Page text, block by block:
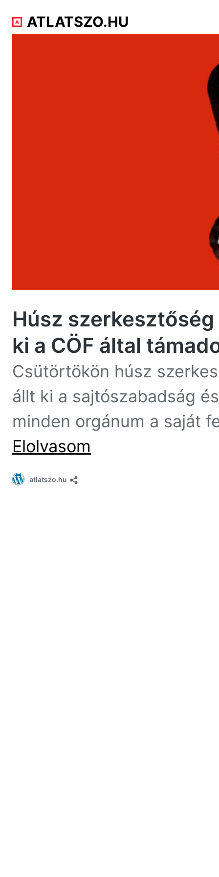
ATLATSZO.HU
Húsz
ki a CÖF által
Csütörtökön húsz
állt ki a sajtószabadság
minden orgánum a saját
Elolvasom
atlatszo.hu